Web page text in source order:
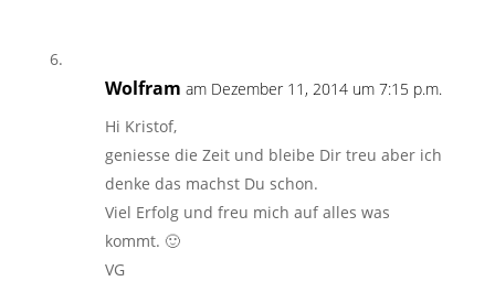
Wolfram am Dezember 11, 2014 um 7:15 p.m.
Hi Kristof,
geniesse die Zeit und bleibe Dir treu aber ich
denke das machst Du schon.
Viel Erfolg und freu mich auf alles was
kommt. 🙂
VG